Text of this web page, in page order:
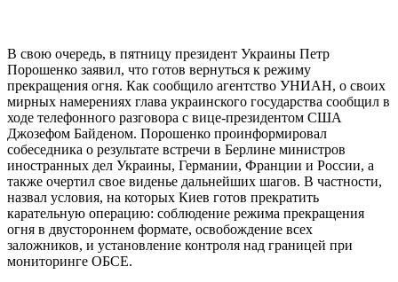
В свою очередь, в пятницу президент Украины Петр
Порошенко заявил, что готов вернуться к режиму
прекращения огня. Как сообщило агентство УНИАН, о своих
мирных намерениях глава украинского государства сообщил в
ходе телефонного разговора с вице-президентом США
Джозефом Байденом. Порошенко проинформировал
собеседника о результате встречи в Берлине министров
иностранных дел Украины, Германии, Франции и России, а
также очертил свое виденье дальнейших шагов. В частности,
назвал условия, на которых Киев готов прекратить
карательную операцию: соблюдение режима прекращения
огня в двустороннем формате, освобождение всех
заложников, и установление контроля над границей при
мониторинге ОБСЕ.